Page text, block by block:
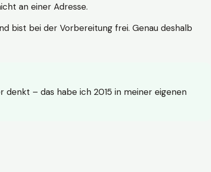
an einer Adresse.
bist bei der Vorbereitung frei. Genau deshalb
– das habe ich 2015 in meiner eigenen